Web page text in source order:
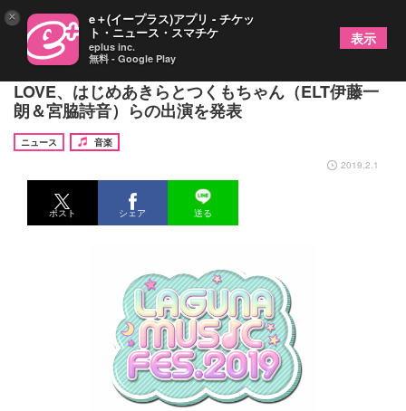
『LAGUNA MUSIC FES.2019』鈴木亜美、＝
LOVE、はじめあきらとつくもちゃん（ELT伊藤一
朗＆宮脇詩音）らの出演を発表
ニュース
音楽
2019.2.1
ポスト シェア 送る
× e＋(イープラス)アプリ - チケッ
ト・ニュース・スマチケ
eplus inc.
無料 - Google Play
表示